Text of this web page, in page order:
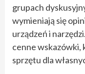
grupach
wymieniają się
urządzeń i
cenne wskazówki,
sprzętu dla